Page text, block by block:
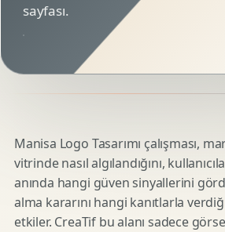
sayfası.
Manisa Logo Tasarımı çalışması,
vitrinde nasıl algılandığını,
anında hangi güven sinyallerini
alma kararını hangi kanıtlarla
etkiler. CreaTif bu alanı sadece